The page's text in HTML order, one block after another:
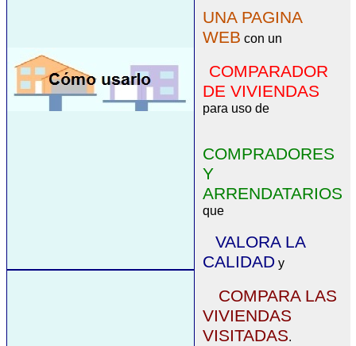
UNA PAGINA
WEB con un
COMPARADOR
DE VIVIENDAS
para uso de
COMPRADORES
Y
ARRENDATARIOS
que
VALORA LA
CALIDAD y
COMPARA LAS
VIVIENDAS
VISITADAS.